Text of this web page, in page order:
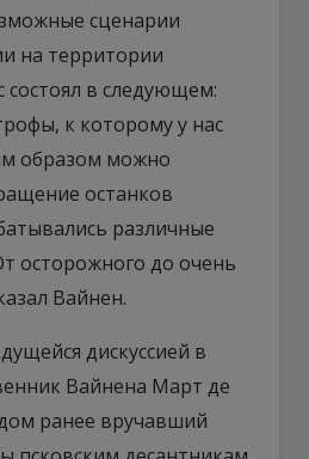
сценарии
на территории
в следующем:
к которому у нас
образом можно
останков
различные
осторожного до очень
Вайнен.
дискуссией в
Вайнена Март де
ранее вручавший